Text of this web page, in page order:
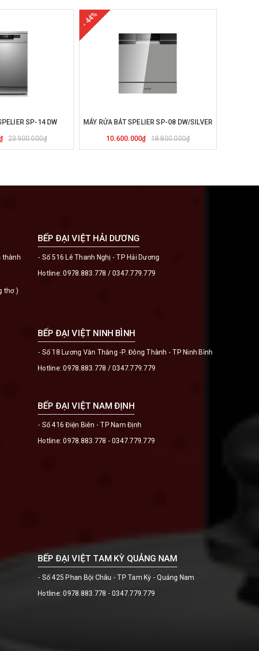
SP-14 DW
23.900.000₫
- 44%
MÁY RỬA BÁT SPELIER SP-08 DW/SILVER
10.600.000₫ 18.800.000₫
thành
thơ )
BẾP ĐẠI VIỆT HẢI DƯƠNG
- Số 516 Lê Thanh Nghị - TP Hải Dương
Hotline:0978.883.778 /0347.779.779
BẾP ĐẠI VIỆT NINH BÌNH
- Số 18 Lương Văn Thăng -P. Đông Thành - TP Ninh Bình
Hotline:0978.883.778 /0347.779.779
BẾP ĐẠI VIỆT NAM ĐỊNH
- Số 416 Điện Biên - TP Nam Định
Hotline:0978.883.778 - 0347.779.779
BẾP ĐẠI VIỆT TAM KỲ QUẢNG NAM
- Số 425 Phan Bội Châu - TP Tam Kỳ - Quảng Nam
Hotline:0978.883.778 - 0347.779.779